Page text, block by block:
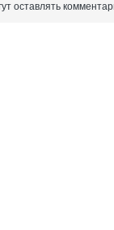
оставлять